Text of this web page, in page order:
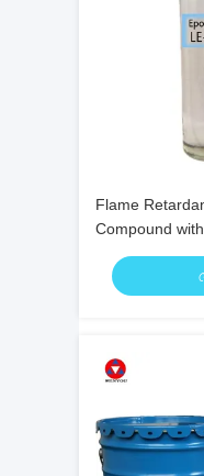
Flame
Compound
Structure
Excellent